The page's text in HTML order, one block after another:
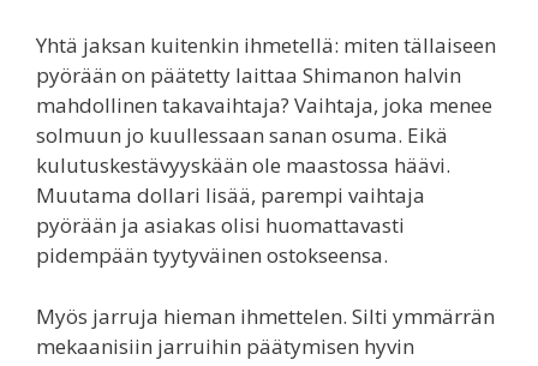
Yhtä jaksan kuitenkin ihmetellä: miten tällaiseen
pyörään on päätetty laittaa Shimanon halvin
mahdollinen takavaihtaja? Vaihtaja, joka menee
solmuun jo kuullessaan sanan osuma. Eikä
kulutuskestävyyskään ole maastossa häävi.
Muutama dollari lisää, parempi vaihtaja
pyörään ja asiakas olisi huomattavasti
pidempään tyytyväinen ostokseensa.
Myös jarruja hieman ihmettelen. Silti ymmärrän
mekaanisiin jarruihin päätymisen hyvin